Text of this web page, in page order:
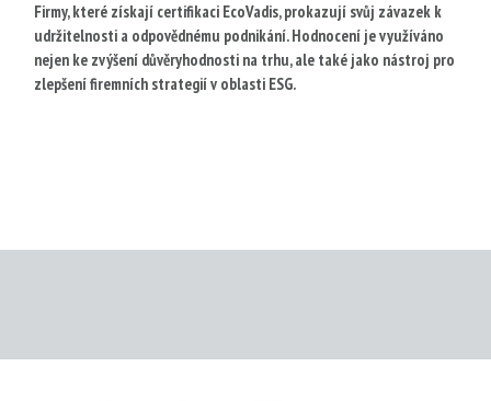
Firmy, které získají certifikaci EcoVadis, prokazují svůj závazek k
udržitelnosti a odpovědnému podnikání. Hodnocení je využíváno
nejen ke zvýšení důvěryhodnosti na trhu, ale také jako nástroj pro
zlepšení firemních strategií v oblasti ESG.